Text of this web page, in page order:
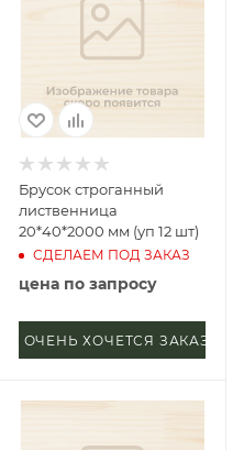
Брусок строганный
лиственница
20*40*2000 мм (уп 12 шт)
СДЕЛАЕМ ПОД ЗАКАЗ
цена по запросу
ОЧЕНЬ ХОЧЕТСЯ ЗАКАЗАТЬ